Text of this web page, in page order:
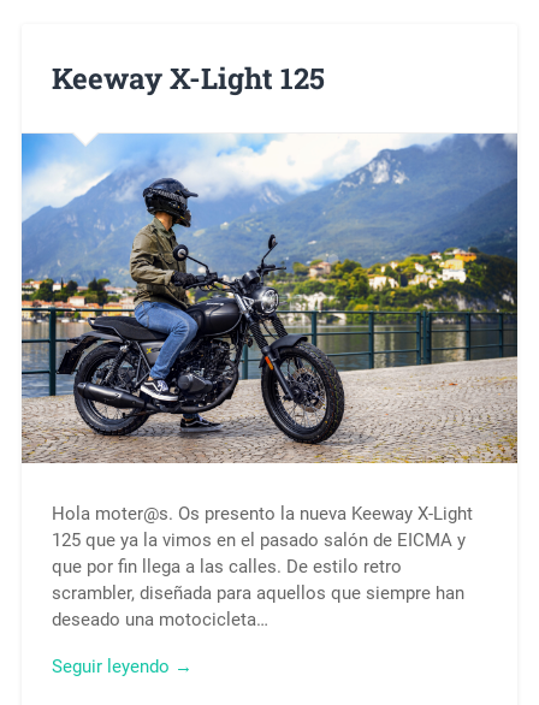
Keeway X-Light 125
Hola moter@s. Os presento la nueva Keeway X-Light
125 que ya la vimos en el pasado salón de EICMA y
que por fin llega a las calles. De estilo retro
scrambler, diseñada para aquellos que siempre han
deseado una motocicleta…
Seguir leyendo →